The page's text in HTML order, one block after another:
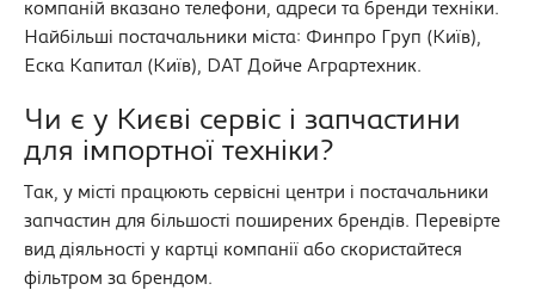
компаній вказано телефони, адреси та бренди техніки.
Найбільші постачальники міста: Финпро Груп (Київ),
Еска Капитал (Київ), DAT Дойче Аграртехник.
Чи є у Києві сервіс і запчастини
для імпортної техніки?
Так, у місті працюють сервісні центри і постачальники
запчастин для більшості поширених брендів. Перевірте
вид діяльності у картці компанії або скористайтеся
фільтром за брендом.